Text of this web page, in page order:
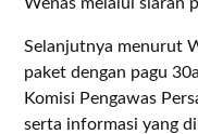
Selanjutnya menurut
paket dengan pagu
Komisi Pengawas
serta informasi yang